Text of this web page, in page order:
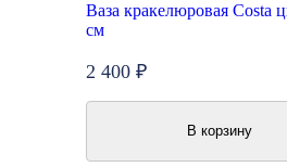
Ваза кракелюровая Costa
см
2 400 ₽
В корзину